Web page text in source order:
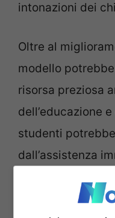
intonazioni dei
Oltre al
modello
risorsa preziosa
dell’educazione
studenti
dall’assistenza
comprensione